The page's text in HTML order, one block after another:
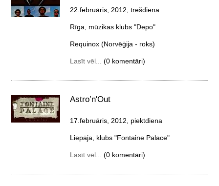
22.februāris, 2012, trešdiena
Rīga, mūzikas klubs "Depo"
Requinox (Norvēģija - roks)
Lasīt vēl... (0 komentāri)
Astro’n'Out
17.februāris, 2012, piektdiena
Liepāja, klubs "Fontaine Palace"
Lasīt vēl... (0 komentāri)